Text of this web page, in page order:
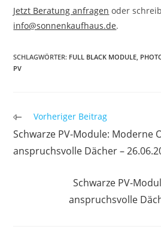
Jetzt Beratung anfragen oder
info@sonnenkaufhaus.de.
SCHLAGWÖRTER: FULL BLACK MODULE,
PV
Weitere
Artikel
ansehen
Vorheriger Beitrag
Schwarze PV-Module: Moderne
anspruchsvolle Dächer –
Schwarze PV-
anspruchsvolle